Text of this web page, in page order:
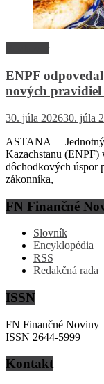
ENPF
nových
30. júla 202630. júla
ASTANA –
Kazachstanu (ENPF)
dôchodkových úspor
zákonníka,
FN Finančné
Slovník
Encyklopédia
RSS
Redakčná rada
ISSN
FN Finančné Noviny
ISSN 2644-5999
Kontakt